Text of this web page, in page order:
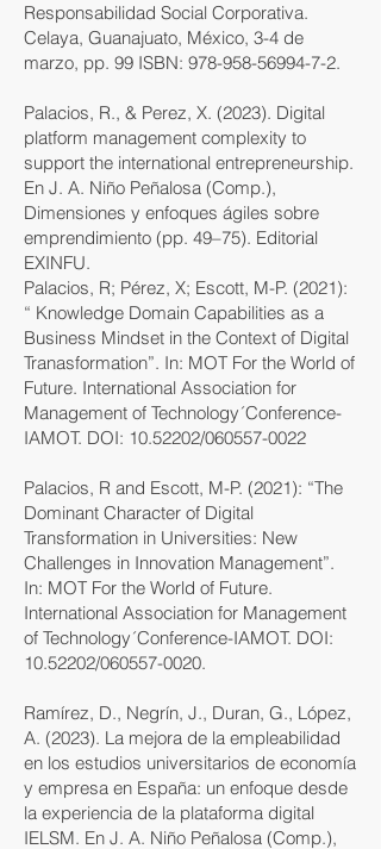
Responsabilidad Social Corporativa.
Celaya, Guanajuato, México, 3-4 de
marzo, pp. 99 ISBN: 978-958-56994-7-2.
Palacios, R., & Perez, X. (2023). Digital
platform management complexity to
support the international entrepreneurship.
En J. A. Niño Peñalosa (Comp.),
Dimensiones y enfoques ágiles sobre
emprendimiento (pp. 49–75). Editorial
EXINFU.
Palacios, R; Pérez, X; Escott, M-P. (2021):
“ Knowledge Domain Capabilities as a
Business Mindset in the Context of Digital
Tranasformation”. In: MOT For the World of
Future. International Association for
Management of Technology´Conference-
IAMOT. DOI: 10.52202/060557-0022
Palacios, R and Escott, M-P. (2021): “The
Dominant Character of Digital
Transformation in Universities: New
Challenges in Innovation Management”.
In: MOT For the World of Future.
International Association for Management
of Technology´Conference-IAMOT. DOI:
10.52202/060557-0020.
Ramírez, D., Negrín, J., Duran, G., López,
A. (2023). La mejora de la empleabilidad
en los estudios universitarios de economía
y empresa en España: un enfoque desde
la experiencia de la plataforma digital
IELSM. En J. A. Niño Peñalosa (Comp.),